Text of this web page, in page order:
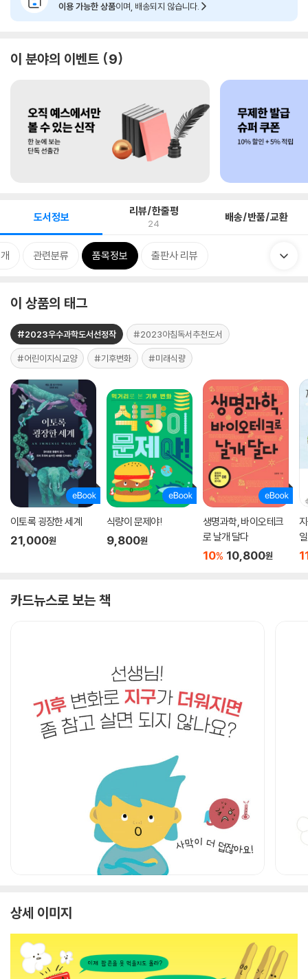
이용 가능한 상품이며, 배송되지 않습니다.
이 분야의 이벤트 9
도서정보 리뷰/한줄평
24 배송/반품/교환
관련분류 품목정보 출판사 리뷰
이 상품의 태그
#2023우수과학도서선정작 #2023아침독서추천도서
#어린이지식교양 #기후변화 #미래식량
이토록 굉장한 세계
21,000원
식량이 문제야!
9,800원
생명과학, 바이오테크
로 날개 달다
10% 10,800원
일
카드뉴스로 보는 책
상세 이미지